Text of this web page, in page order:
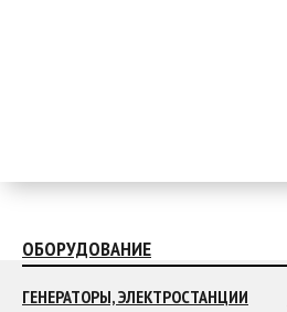
ОБОРУДОВАНИЕ
ГЕНЕРАТОРЫ, ЭЛЕКТРОСТАНЦИИ